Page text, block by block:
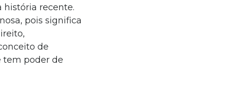
história recente.
pois significa
de
tem poder de